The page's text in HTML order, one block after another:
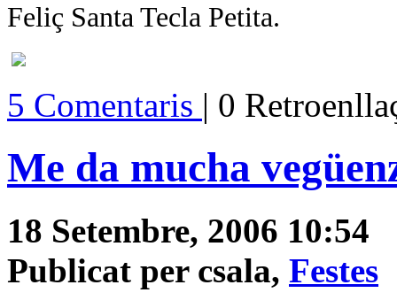
Feliç Santa Tecla Petita.
5 Comentaris | 0
Me da mucha
18 Setembre, 2006 10:54
Publicat per csala, Festes